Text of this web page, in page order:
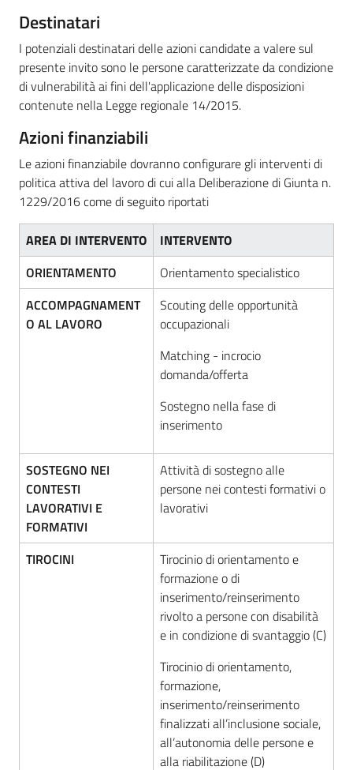
Destinatari
I potenziali destinatari delle azioni candidate a valere sul
presente invito sono le persone caratterizzate da condizione
di vulnerabilità ai fini dell'applicazione delle disposizioni
contenute nella Legge regionale 14/2015.
Azioni finanziabili
Le azioni finanziabile dovranno configurare gli interventi di
politica attiva del lavoro di cui alla Deliberazione di Giunta n.
1229/2016 come di seguito riportati
AREA DI INTERVENTO
INTERVENTO
ORIENTAMENTO
Orientamento specialistico
ACCOMPAGNAMENT
O AL LAVORO
Scouting delle opportunità
occupazionali
Matching - incrocio
domanda/offerta
Sostegno nella fase di
inserimento
SOSTEGNO NEI
CONTESTI
LAVORATIVI E
FORMATIVI
Attività di sostegno alle
persone nei contesti formativi o
lavorativi
TIROCINI
Tirocinio di orientamento e
formazione o di
inserimento/reinserimento
rivolto a persone con disabilità
e in condizione di svantaggio (C)
Tirocinio di orientamento,
formazione,
inserimento/reinserimento
finalizzati all’inclusione sociale,
all’autonomia delle persone e
alla riabilitazione (D)